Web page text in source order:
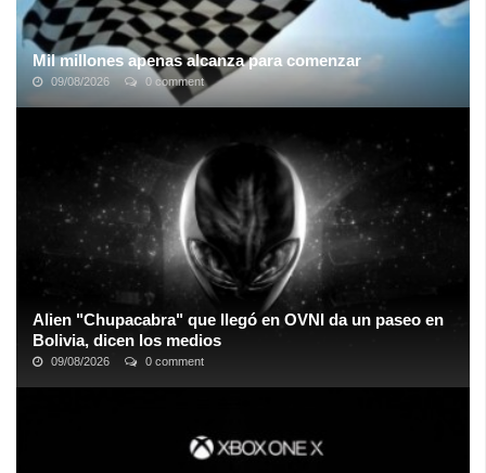
Mil millones apenas alcanza para comenzar
09/08/2026 0 comment
Este sábado 24 de abril de 2021, a poco más de cuatro meses de
Alien "Chupacabra" que llegó en OVNI da un paseo en
Bolivia, dicen los medios
09/08/2026 0 comment
Según los informes, el presunto extraterrestre solo dejó círculos